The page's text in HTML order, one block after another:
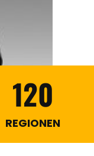
120
REGIONEN